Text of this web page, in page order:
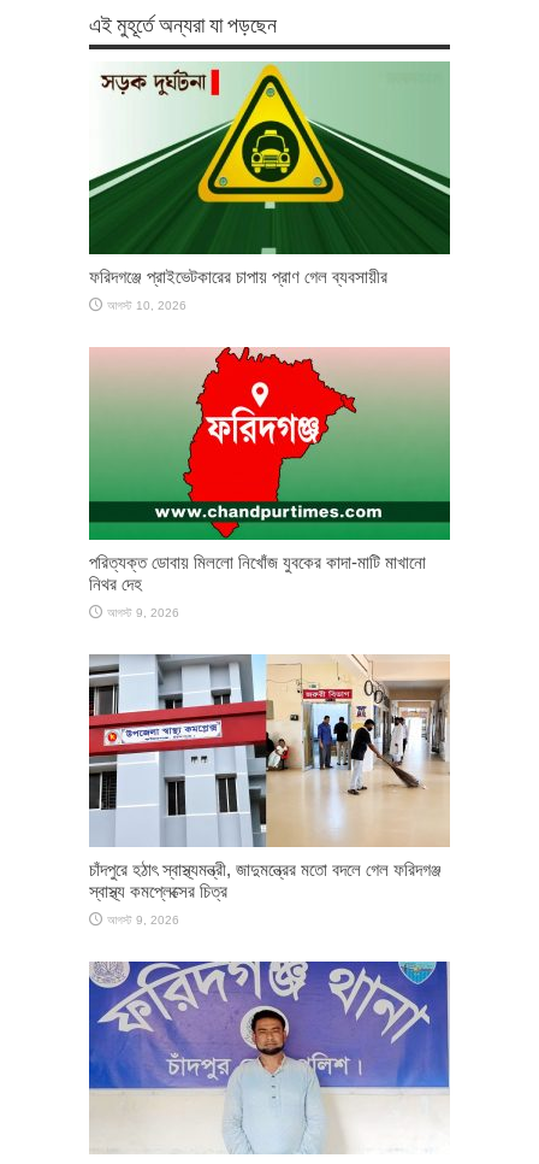
এই মুহূর্তে অন্যরা যা পড়ছেন
ফরিদগঞ্জে প্রাইভেটকারের চাপায় প্রাণ গেল ব্যবসায়ীর
আগস্ট 10, 2026
পরিত্যক্ত ডোবায় মিললো নিখোঁজ যুবকের কাদা-মাটি মাখানো
নিথর দেহ
আগস্ট 9, 2026
চাঁদপুরে হঠাৎ স্বাস্থ্যমন্ত্রী, জাদুমন্ত্রের মতো বদলে গেল ফরিদগঞ্জ
স্বাস্থ্য কমপ্লেক্সের চিত্র
আগস্ট 9, 2026